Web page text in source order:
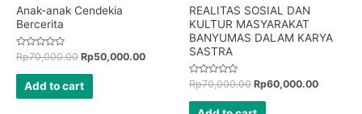
Anak-anak Cendekia
Bercerita
Rated
out
Rp70,000.00 Rp50,000.00
Add to cart
REALITAS SOSIAL DAN
KULTUR MASYARAKAT
BANYUMAS DALAM KARYA
SASTRA
Rated
out
Rp70,000.00 Rp60,000.00